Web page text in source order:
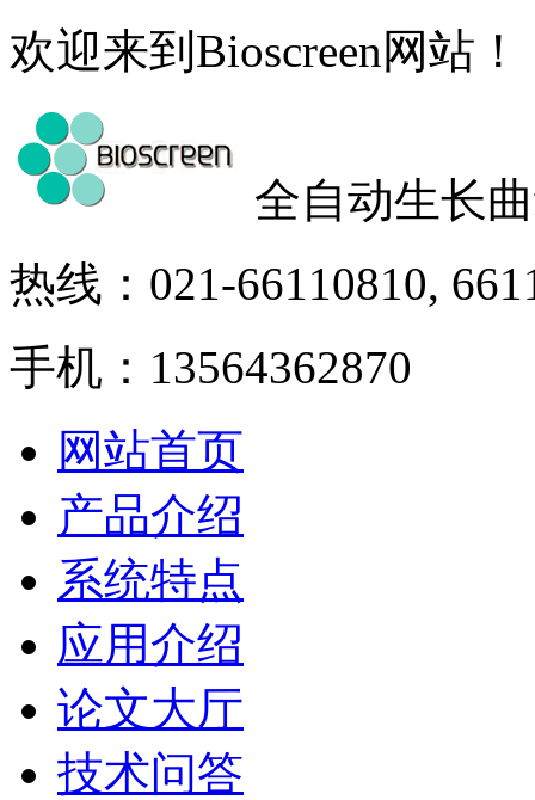
欢迎来到Bioscreen网站！
全自动生长
热线：021-66110810,
手机：13564362870
网站首页
产品介绍
系统特点
应用介绍
论文大厅
技术问答